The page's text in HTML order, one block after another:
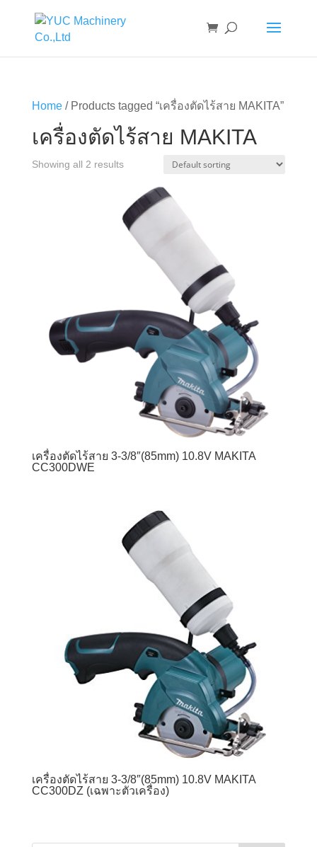
Home/ Products tagged “เครื่องตัดไร้สาย MAKITA”
เครื่องตัดไร้สาย MAKITA
Showing all 2 results
เครื่องตัดไร้สาย 3-3/8″(85mm) 10.8V MAKITA
CC300DWE
เครื่องตัดไร้สาย 3-3/8″(85mm) 10.8V MAKITA
CC300DZ (เฉพาะตัวเครื่อง)